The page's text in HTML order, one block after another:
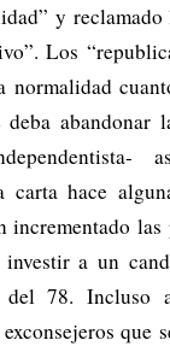
y
Los
normalidad
abandonar
carta hace
incrementado las
a un
78. Incluso
que